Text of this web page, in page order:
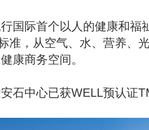
国际首个以人的健康和
准，从空气、水、营养、
康商务空间。
石中心已获WELL预认证